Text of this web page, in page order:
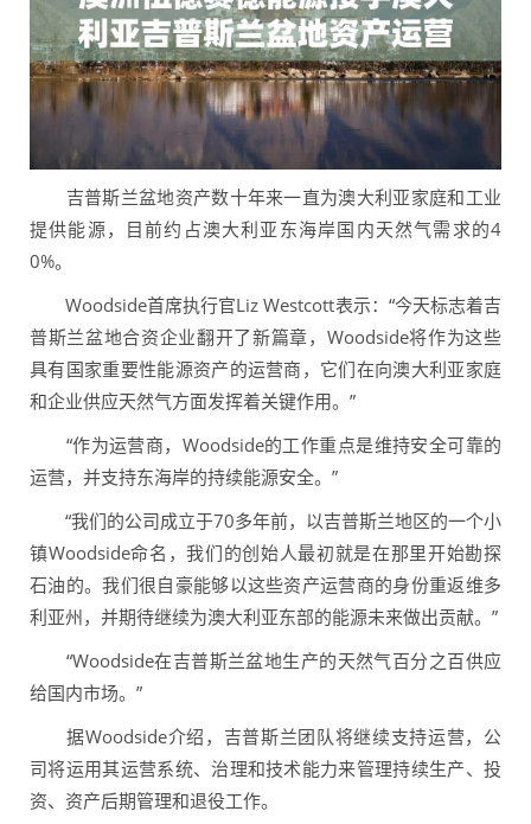
吉普斯兰盆地资产数十年来一直为澳大利亚家庭和工业
提供能源，目前约占澳大利亚东海岸国内天然气需求的4
0%。
Woodside首席执行官Liz Westcott表示：“今天标志着吉
普斯兰盆地合资企业翻开了新篇章，Woodside将作为这些
具有国家重要性能源资产的运营商，它们在向澳大利亚家庭
和企业供应天然气方面发挥着关键作用。”
“作为运营商，Woodside的工作重点是维持安全可靠的
运营，并支持东海岸的持续能源安全。”
“我们的公司成立于70多年前，以吉普斯兰地区的一个小
镇Woodside命名，我们的创始人最初就是在那里开始勘探
石油的。我们很自豪能够以这些资产运营商的身份重返维多
利亚州，并期待继续为澳大利亚东部的能源未来做出贡献。”
“Woodside在吉普斯兰盆地生产的天然气百分之百供应
给国内市场。”
据Woodside介绍，吉普斯兰团队将继续支持运营，公
司将运用其运营系统、治理和技术能力来管理持续生产、投
资、资产后期管理和退役工作。